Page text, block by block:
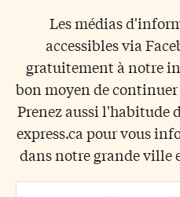
Les médias
accessibles via
gratuitement à notre
bon moyen de continuer
Prenez aussi l'habitude
express.ca pour vous
dans notre grande ville